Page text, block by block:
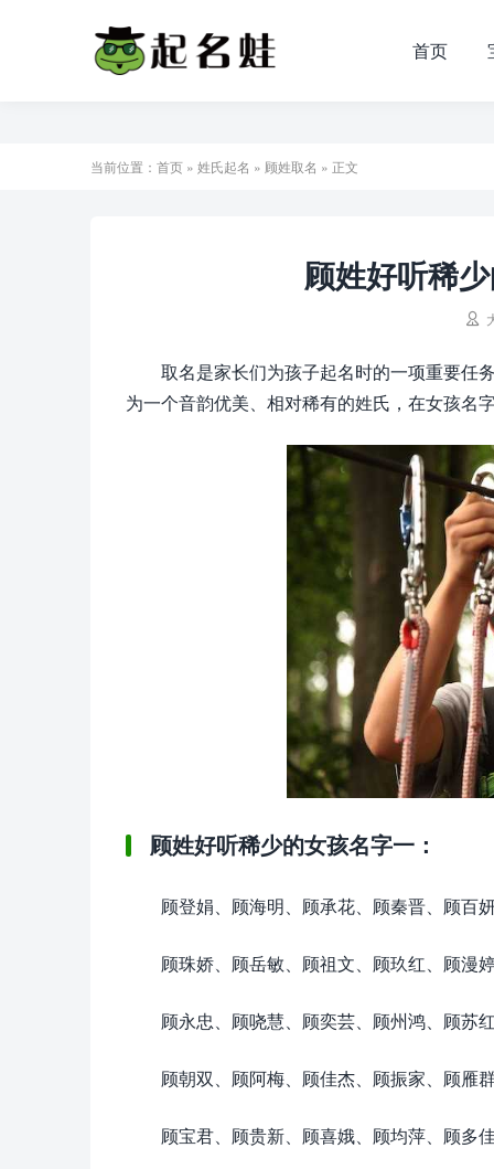
首页
当前位置： 首页 » 姓氏起名 » 顾姓取名 » 正文
顾姓好听稀

取名是家长们为孩子起名时的一项重要任
为一个音韵优美、相对稀有的姓氏，在女孩名
顾姓好听稀少的女孩名字一：
顾登娟、顾海明、顾承花、顾秦晋、顾百妍
顾珠娇、顾岳敏、顾祖文、顾玖红、顾漫婷
顾永忠、顾哓慧、顾奕芸、顾州鸿、顾苏红
顾朝双、顾阿梅、顾佳杰、顾振家、顾雁群
顾宝君、顾贵新、顾喜娥、顾均萍、顾多佳